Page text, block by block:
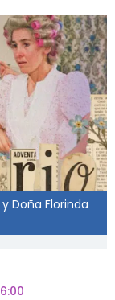
Doña Florinda